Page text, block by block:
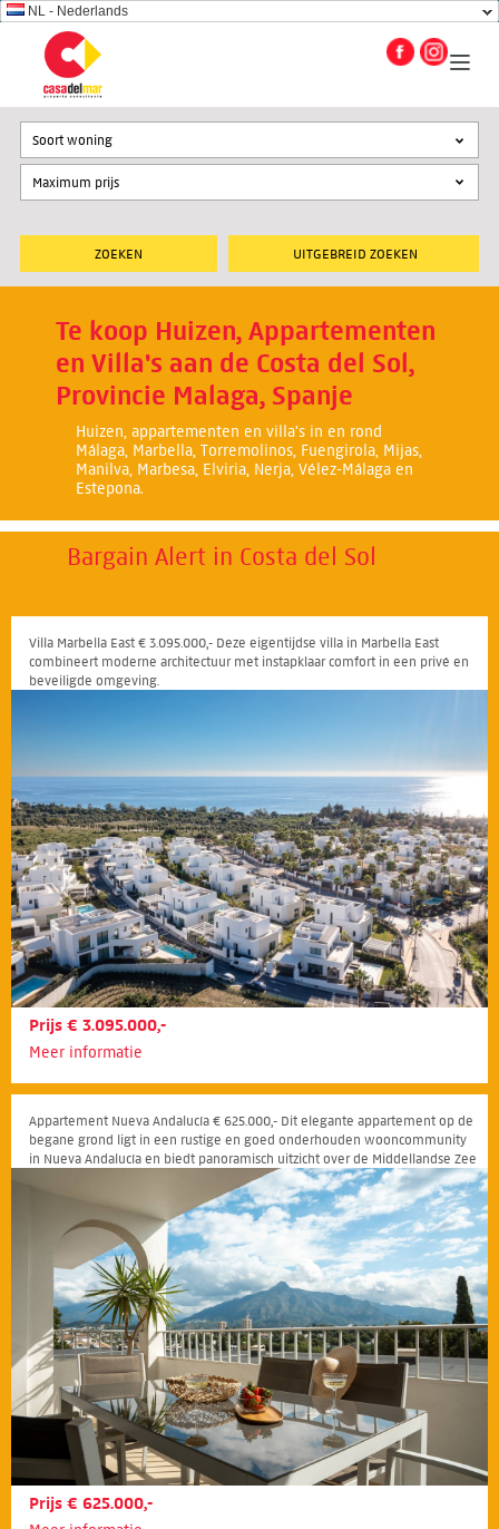
NL - Nederlands
UITGEBREID ZOEKEN
Soort woning
Te koop Huizen, Appartementen
en Villa's aan de Costa del Sol,
Provincie Malaga, Spanje
Huizen, appartementen en villa's in en rond
Málaga, Marbella, Torremolinos, Fuengirola, Mijas,
Manilva, Marbesa, Elviria, Nerja, Vélez-Málaga en
Estepona.
Bargain Alert in Costa del Sol
Villa Marbella East € 3.095.000,- Deze eigentijdse villa in Marbella East
combineert moderne architectuur met instapklaar comfort in een privé en
beveiligde omgeving.
Prijs € 3.095.000,-
Meer informatie
Appartement Nueva Andalucía € 625.000,- Dit elegante appartement op de
begane grond ligt in een rustige en goed onderhouden wooncommunity
in Nueva Andalucía en biedt panoramisch uitzicht over de Middellandse Zee
Prijs € 625.000,-